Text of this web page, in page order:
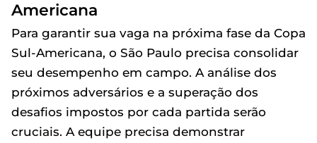
Americana
Para garantir sua vaga na próxima fase da Copa
Sul-Americana, o São Paulo precisa consolidar
seu desempenho em campo. A análise dos
próximos adversários e a superação dos
desafios impostos por cada partida serão
cruciais. A equipe precisa demonstrar